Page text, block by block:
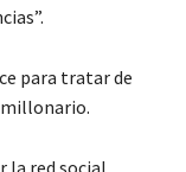
para tratar de
la red social